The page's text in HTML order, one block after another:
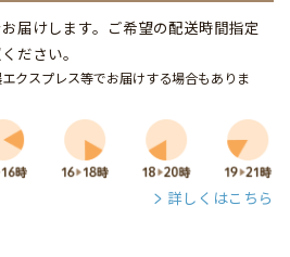
届けします。ご希望の配送時間指定
ださい。
クスプレス等でお届けする場合もありま
詳しくはこちら